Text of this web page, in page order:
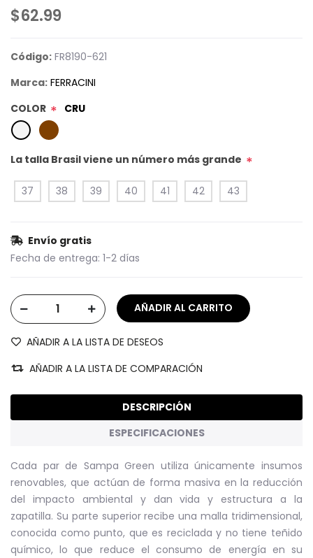
$62.99
Código: FR8190-621
Marca: FERRACINI
COLOR * CRU
La talla Brasil viene un número más grande *
37 38 39 40 41 42 43
Envío gratis
Fecha de entrega: 1-2 días
AÑADIR A LA LISTA DE DESEOS
AÑADIR A LA LISTA DE COMPARACIÓN
DESCRIPCIÓN
ESPECIFICACIONES
Cada par de Sampa Green utiliza únicamente insumos
renovables, que actúan de forma masiva en la reducción
del impacto ambiental y dan vida y estructura a la
zapatilla. Su parte superior recibe una malla tridimensional,
conocida como punto, que es reciclada y no tiene teñido
químico, lo que reduce el consumo de energía en su